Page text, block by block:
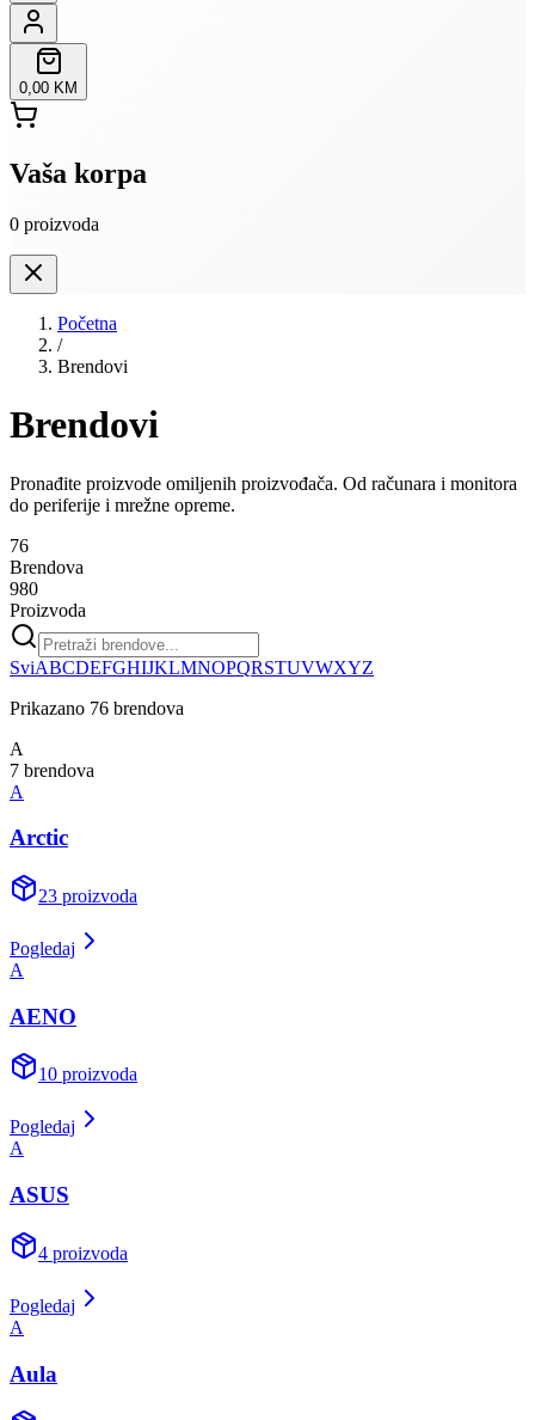
0,00 KM
Vaša korpa
0 proizvoda
Početna
/
Brendovi
Brendovi
Pronađite proizvode omiljenih proizvođača. Od računara i monitora
do periferije i mrežne opreme.
76
Brendova
980
Proizvoda
SviABCDEFGHIJKLMNOPQRSTUVWXYZ
Prikazano 76 brendova
A
7 brendova
A
Arctic
23 proizvoda
Pogledaj
A
AENO
10 proizvoda
Pogledaj
A
ASUS
4 proizvoda
Pogledaj
A
Aula